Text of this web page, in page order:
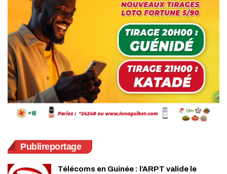
Publireportage
Télécoms en Guinée : l’ARPT valide le